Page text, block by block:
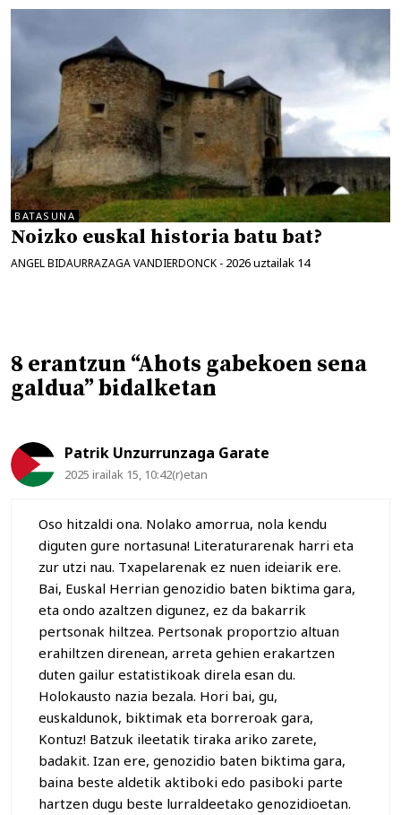
BATASUNA
Noizko euskal historia batu bat?
ANGEL BIDAURRAZAGA VANDIERDONCK - 2026 uztailak 14
8 erantzun “Ahots gabekoen sena
galdua” bidalketan
Patrik Unzurrunzaga Garate
2025 irailak 15, 10:42(r)etan
Oso hitzaldi ona. Nolako amorrua, nola kendu
diguten gure nortasuna! Literaturarenak harri eta
zur utzi nau. Txapelarenak ez nuen ideiarik ere.
Bai, Euskal Herrian genozidio baten biktima gara,
eta ondo azaltzen digunez, ez da bakarrik
pertsonak hiltzea. Pertsonak proportzio altuan
erahiltzen direnean, arreta gehien erakartzen
duten gailur estatistikoak direla esan du.
Holokausto nazia bezala. Hori bai, gu,
euskaldunok, biktimak eta borreroak gara,
Kontuz! Batzuk ileetatik tiraka ariko zarete,
badakit. Izan ere, genozidio baten biktima gara,
baina beste aldetik aktiboki edo pasiboki parte
hartzen dugu beste lurraldeetako genozidioetan.